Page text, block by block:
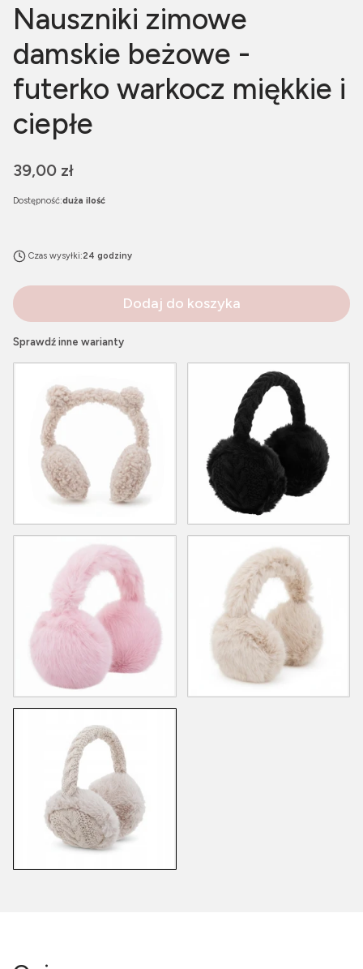
Nauszniki zimowe
damskie beżowe -
futerko warkocz miękkie i
ciepłe
Cena
39,00 zł
Dostępność:duża ilość
Czas wysyłki:24 godziny
Dodaj do koszyka
Sprawdź inne warianty